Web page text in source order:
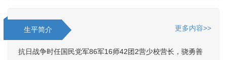
生平简介 更多内容>>
抗日战争时任国民党军86军16师42团2营少校营长，骁勇善